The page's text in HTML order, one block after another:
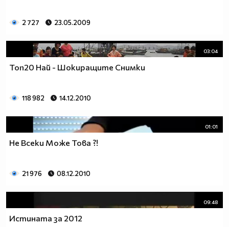
2 727 23.05.2009
03:04
Топ20 Най - Шокиращите Снимки
118 982 14.12.2010
01:01
Не Всеки Може Това ?!
21 976 08.12.2010
09:48
Истината за 2012